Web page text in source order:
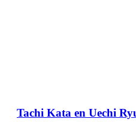
Tachi Kata en Uechi